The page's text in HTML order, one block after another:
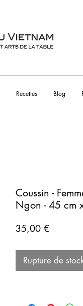
Recettes Blog
Coussin -
Ngon - 45 cm
35,00 €Prix
Rupture de